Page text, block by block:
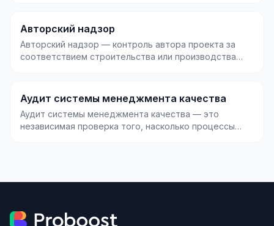
Авторский надзор
Авторский надзор — контроль автора проекта за
соответствием строительства или производства
Аудит системы менеджмента качества
Аудит системы менеджмента качества — это
независимая проверка того, насколько процессы